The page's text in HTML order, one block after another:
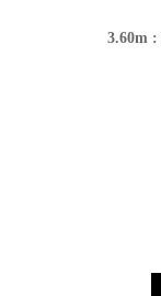
3.60m :